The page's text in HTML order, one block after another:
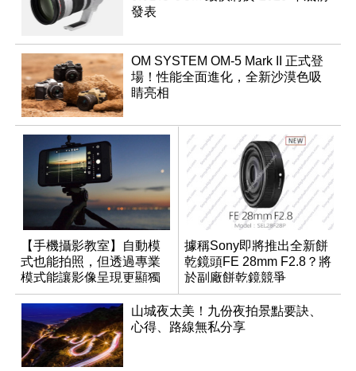
發表
OM SYSTEM OM-5 Mark II 正式登
場！性能全面進化，全新沙漠色吸
睛亮相
【手機攝影教室】自動模
式也能拍照，但透過專業
模式能讓影像呈現更顯獨
特與個人風格
據稱Sony即將推出全新餅
乾鏡頭FE 28mm F2.8？將
於副廠餅乾鏡競爭
山城夜太美！九份夜拍景點要訣、
心得、路線無私分享